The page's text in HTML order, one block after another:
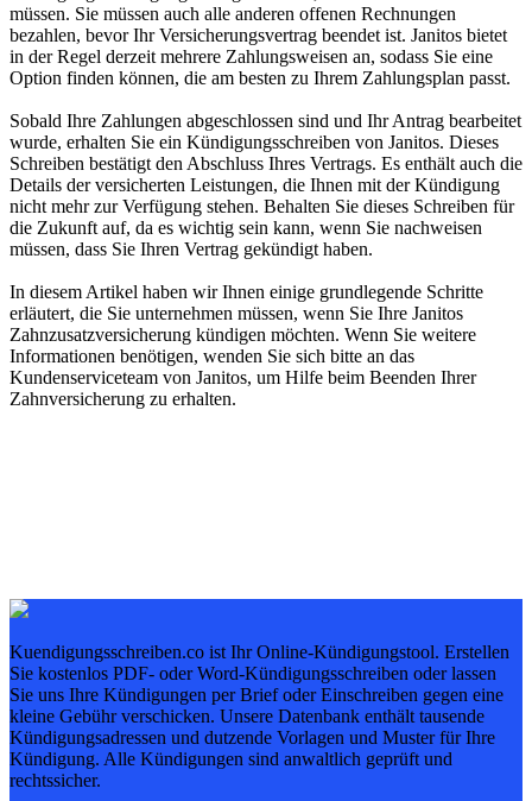
müssen. Sie müssen auch alle anderen offenen Rechnungen
bezahlen, bevor Ihr Versicherungsvertrag beendet ist. Janitos bietet
in der Regel derzeit mehrere Zahlungsweisen an, sodass Sie eine
Option finden können, die am besten zu Ihrem Zahlungsplan passt.
Sobald Ihre Zahlungen abgeschlossen sind und Ihr Antrag bearbeitet
wurde, erhalten Sie ein Kündigungsschreiben von Janitos. Dieses
Schreiben bestätigt den Abschluss Ihres Vertrags. Es enthält auch die
Details der versicherten Leistungen, die Ihnen mit der Kündigung
nicht mehr zur Verfügung stehen. Behalten Sie dieses Schreiben für
die Zukunft auf, da es wichtig sein kann, wenn Sie nachweisen
müssen, dass Sie Ihren Vertrag gekündigt haben.
In diesem Artikel haben wir Ihnen einige grundlegende Schritte
erläutert, die Sie unternehmen müssen, wenn Sie Ihre Janitos
Zahnzusatzversicherung kündigen möchten. Wenn Sie weitere
Informationen benötigen, wenden Sie sich bitte an das
Kundenserviceteam von Janitos, um Hilfe beim Beenden Ihrer
Zahnversicherung zu erhalten.
Kuendigungsschreiben.co ist Ihr Online-Kündigungstool. Erstellen
Sie kostenlos PDF- oder Word-Kündigungsschreiben oder lassen
Sie uns Ihre Kündigungen per Brief oder Einschreiben gegen eine
kleine Gebühr verschicken. Unsere Datenbank enthält tausende
Kündigungsadressen und dutzende Vorlagen und Muster für Ihre
Kündigung. Alle Kündigungen sind anwaltlich geprüft und
rechtssicher.